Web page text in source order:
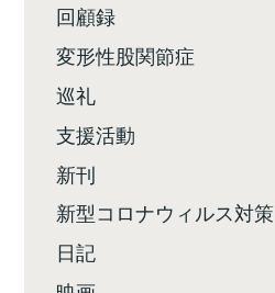
回顧録
変形性股関節症
巡礼
支援活動
新刊
新型コロナウィルス対策
日記